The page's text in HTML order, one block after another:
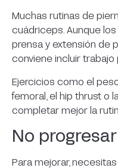
Muchas rutinas de
cuádriceps. Aunque
prensa y extensión de
conviene incluir trabajo
Ejercicios como el
femoral, el hip thrust o
completar mejor la
No
Para mejorar,